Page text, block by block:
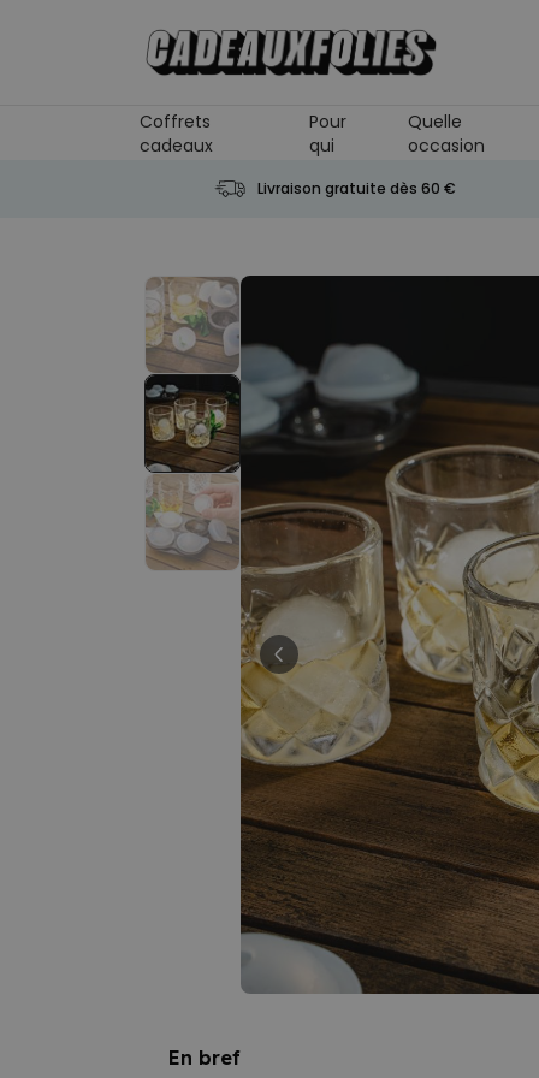
Coffrets
cadeaux
Pour
qui
Quelle
occasion
Livraison gratuite dès 60 €
En bref